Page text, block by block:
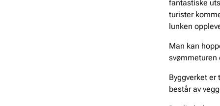
fantastiske
turister
lunken
Man kan
svømmeturen
Byggverket
består av